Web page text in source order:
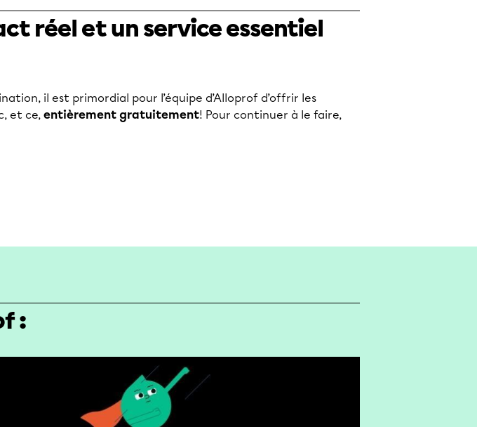
réel et un service essentiel
il est primordial pour l’équipe d’Alloprof d’offrir les
et ce, entièrement gratuitement! Pour continuer à le faire,
: